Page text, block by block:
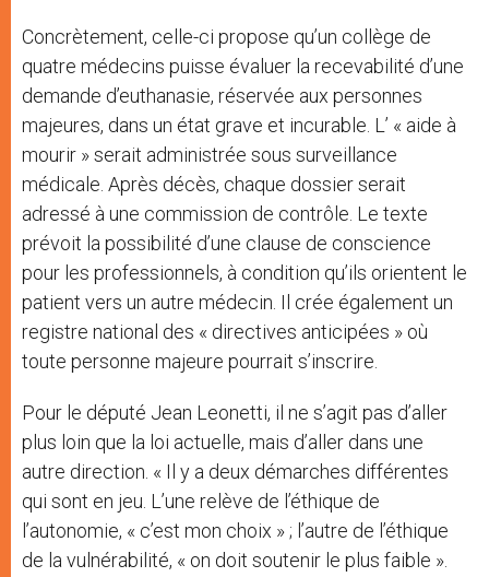
Concrètement, celle-ci propose qu’un collège de
quatre médecins puisse évaluer la recevabilité d’une
demande d’euthanasie, réservée aux personnes
majeures, dans un état grave et incurable. L’ « aide à
mourir » serait administrée sous surveillance
médicale. Après décès, chaque dossier serait
adressé à une commission de contrôle. Le texte
prévoit la possibilité d’une clause de conscience
pour les professionnels, à condition qu’ils orientent le
patient vers un autre médecin. Il crée également un
registre national des « directives anticipées » où
toute personne majeure pourrait s’inscrire.
Pour le député Jean Leonetti, il ne s’agit pas d’aller
plus loin que la loi actuelle, mais d’aller dans une
autre direction. « Il y a deux démarches différentes
qui sont en jeu. L’une relève de l’éthique de
l’autonomie, « c’est mon choix » ; l’autre de l’éthique
de la vulnérabilité, « on doit soutenir le plus faible ».